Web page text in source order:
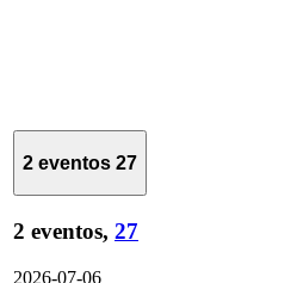
2 eventos 27
2 eventos, 27
2026-07-06